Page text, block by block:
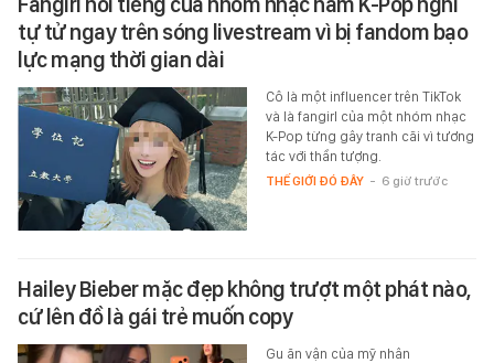
tự tử ngay trên sóng livestream vì bị fandom bạo
lực mạng thời gian dài
Cô là một influencer trên TikTok
và là fangirl của một nhóm nhạc
K-Pop từng gây tranh cãi vì tương
tác với thần tượng.
THẾ GIỚI ĐÓ ĐÂY - 6 giờ trước
Hailey Bieber mặc đẹp không trượt một phát nào,
cứ lên đồ là gái trẻ muốn copy
Gu ăn vận của mỹ nhân